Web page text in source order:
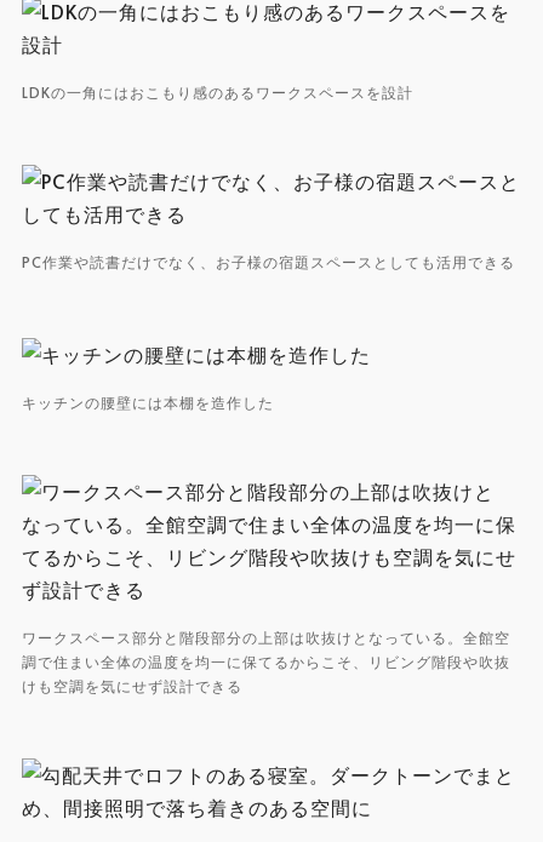
LDKの一角にはおこもり感のあるワークスペースを設計
PC作業や読書だけでなく、お子様の宿題スペースとしても活用できる
キッチンの腰壁には本棚を造作した
ワークスペース部分と階段部分の上部は吹抜けとなっている。全館空
調で住まい全体の温度を均一に保てるからこそ、リビング階段や吹抜
けも空調を気にせず設計できる